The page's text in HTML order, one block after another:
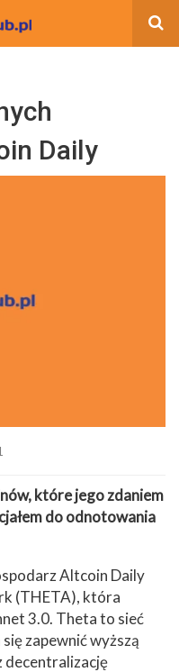
Daily
które jego zdaniem
do odnotowania
Altcoin Daily
(THETA), która
3.0. Theta to sieć
zapewnić wyższą
decentralizację